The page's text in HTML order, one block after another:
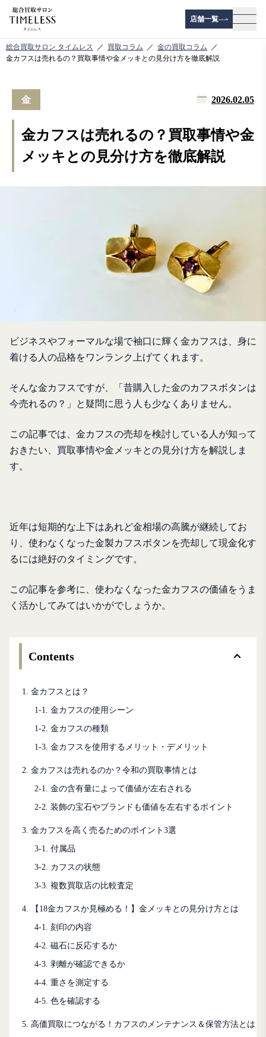
店舗一覧
メニ
総合買取サロン タイムレス 買取コラム
金の買取コラム
金カフスは売れるの？買取事情や金メッキとの見分け方を徹底解説
金 2026.02.05
金カフスは売れるの？買取事情や金
メッキとの見分け方を徹底解説
ビジネスやフォーマルな場で袖口に輝く金カフスは、身に
着ける人の品格をワンランク上げてくれます。
そんな金カフスですが、「昔購入した金のカフスボタンは
今売れるの？」と疑問に思う人も少なくありません。
この記事では、金カフスの売却を検討している人が知って
おきたい、買取事情や金メッキとの見分け方を解説しま
す。
近年は短期的な上下はあれど金相場の高騰が継続してお
り、使わなくなった金製カフスボタンを売却して現金化す
るには絶好のタイミングです。
この記事を参考に、使わなくなった金カフスの価値をうま
く活かしてみてはいかがでしょうか。
Contents
1. 金カフスとは？
1-1. 金カフスの使用シーン
1-2. 金カフスの種類
1-3. 金カフスを使用するメリット・デメリット
2. 金カフスは売れるのか？令和の買取事情とは
2-1. 金の含有量によって価値が左右される
2-2. 装飾の宝石やブランドも価値を左右するポイント
3. 金カフスを高く売るためのポイント3選
3-1. 付属品
3-2. カフスの状態
3-3. 複数買取店の比較査定
4. 【18金カフスか見極める！】金メッキとの見分け方とは
4-1. 刻印の内容
4-2. 磁石に反応するか
4-3. 剥離が確認できるか
4-4. 重さを測定する
4-5. 色を確認する
5. 高価買取につながる！カフスのメンテナンス＆保管方法とは